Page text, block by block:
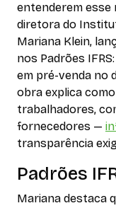
entenderem esse
diretora do
Mariana Klein,
nos Padrões
em pré-venda no
obra explica
trabalhadores,
fornecedores —
transparência
Padrões
Mariana destaca